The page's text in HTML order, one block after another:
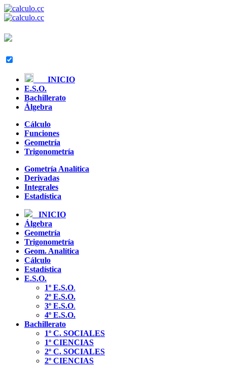
INICIO
E.S.O.
Bachillerato
Álgebra
Cálculo
Funciones
Geometría
Trigonometría
Gometría Analítica
Derivadas
Integrales
Estadística
INICIO
Álgebra
Geometría
Trigonometría
Geom. Analítica
Cálculo
Estadística
E.S.O.
1º E.S.O.
2º E.S.O.
3º E.S.O.
4º E.S.O.
Bachillerato
1º C. SOCIALES
1º CIENCIAS
2º C. SOCIALES
2º CIENCIAS